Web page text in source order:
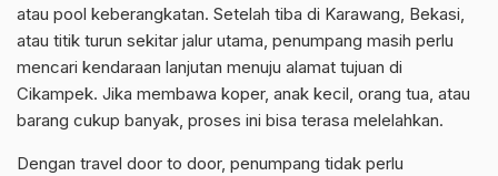
atau pool keberangkatan. Setelah tiba di Karawang, Bekasi,
atau titik turun sekitar jalur utama, penumpang masih perlu
mencari kendaraan lanjutan menuju alamat tujuan di
Cikampek. Jika membawa koper, anak kecil, orang tua, atau
barang cukup banyak, proses ini bisa terasa melelahkan.
Dengan travel door to door, penumpang tidak perlu